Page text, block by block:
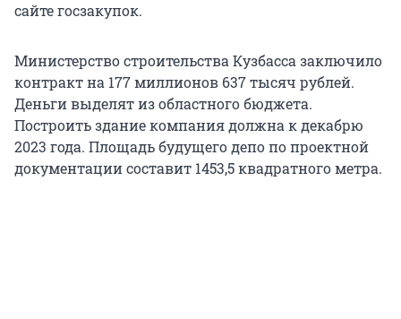
сайте госзакупок.
Министерство строительства Кузбасса заключило
контракт на 177 миллионов 637 тысяч рублей.
Деньги выделят из областного бюджета.
Построить здание компания должна к декабрю
2023 года. Площадь будущего депо по проектной
документации составит 1453,5 квадратного метра.